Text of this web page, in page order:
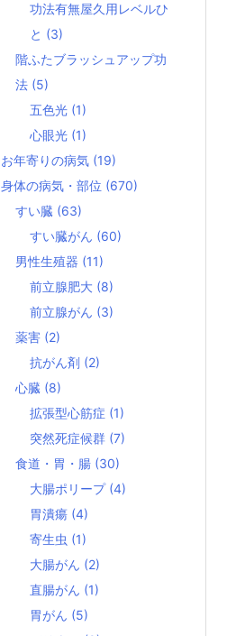
功法有無屋久用レベルひ
と (3)
階ふたブラッシュアップ功
法 (5)
五色光 (1)
心眼光 (1)
お年寄りの病気 (19)
身体の病気・部位 (670)
すい臓 (63)
すい臓がん (60)
男性生殖器 (11)
前立腺肥大 (8)
前立腺がん (3)
薬害 (2)
抗がん剤 (2)
心臓 (8)
拡張型心筋症 (1)
突然死症候群 (7)
食道・胃・腸 (30)
大腸ポリープ (4)
胃潰瘍 (4)
寄生虫 (1)
大腸がん (2)
直腸がん (1)
胃がん (5)